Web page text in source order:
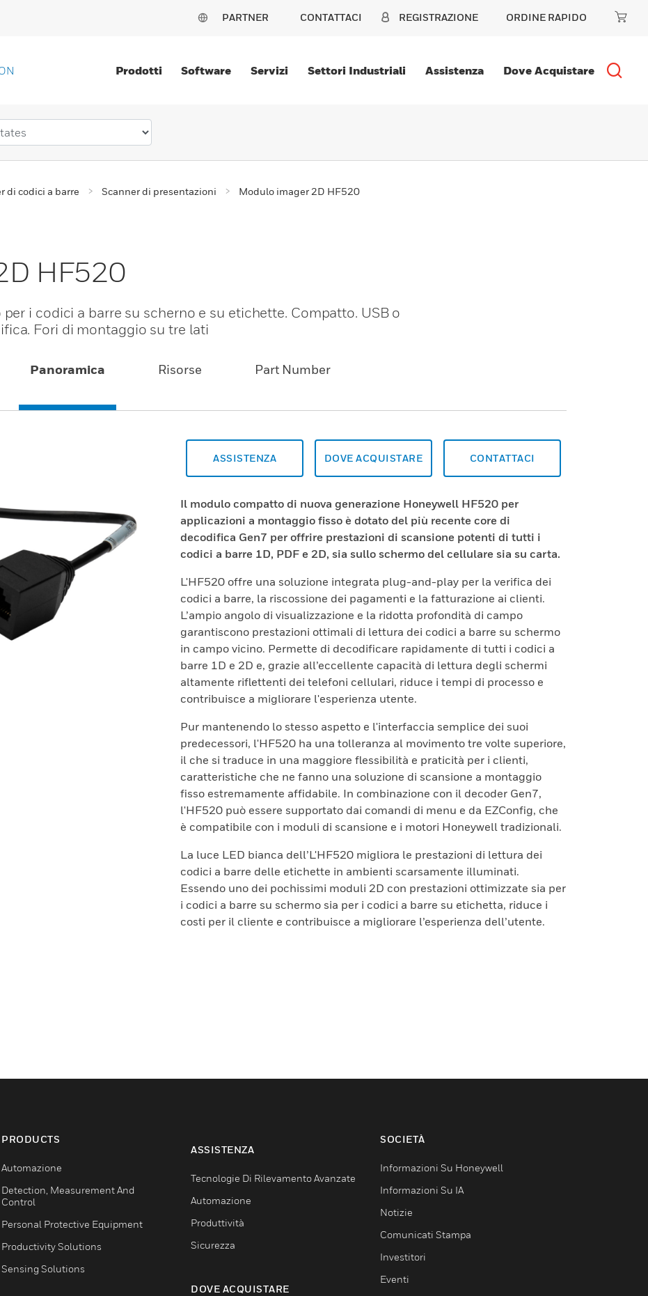
PARTNER CONTATTACI REGISTRAZIONE ORDINE RAPIDO
Prodotti Software Servizi Settori Industriali Assistenza Dove Acquistare
di codici a barre Scanner di presentazioni Modulo imager 2D HF520
HF520
i codici a barre su scherno e su etichette. Compatto. USB o
Fori di montaggio su tre lati
Panoramica Risorse Part Number
ASSISTENZA DOVE ACQUISTARE CONTATTACI
Il modulo compatto di nuova generazione Honeywell HF520 per
applicazioni a montaggio fisso è dotato del più recente core di
decodifica Gen7 per offrire prestazioni di scansione potenti di tutti i
codici a barre 1D, PDF e 2D, sia sullo schermo del cellulare sia su carta.
L'HF520 offre una soluzione integrata plug-and-play per la verifica dei
codici a barre, la riscossione dei pagamenti e la fatturazione ai clienti.
L’ampio angolo di visualizzazione e la ridotta profondità di campo
garantiscono prestazioni ottimali di lettura dei codici a barre su schermo
in campo vicino. Permette di decodificare rapidamente di tutti i codici a
barre 1D e 2D e, grazie all’eccellente capacità di lettura degli schermi
altamente riflettenti dei telefoni cellulari, riduce i tempi di processo e
contribuisce a migliorare l'esperienza utente.
Pur mantenendo lo stesso aspetto e l'interfaccia semplice dei suoi
predecessori, l'HF520 ha una tolleranza al movimento tre volte superiore,
il che si traduce in una maggiore flessibilità e praticità per i clienti,
caratteristiche che ne fanno una soluzione di scansione a montaggio
fisso estremamente affidabile. In combinazione con il decoder Gen7,
l'HF520 può essere supportato dai comandi di menu e da EZConfig, che
è compatibile con i moduli di scansione e i motori Honeywell tradizionali.
La luce LED bianca dell’L'HF520 migliora le prestazioni di lettura dei
codici a barre delle etichette in ambienti scarsamente illuminati.
Essendo uno dei pochissimi moduli 2D con prestazioni ottimizzate sia per
i codici a barre su schermo sia per i codici a barre su etichetta, riduce i
costi per il cliente e contribuisce a migliorare l’esperienza dell’utente.
PRODUCTS
Automazione
Detection, Measurement And
Control
Personal Protective Equipment
Productivity Solutions
Sensing Solutions
ASSISTENZA
Tecnologie Di Rilevamento Avanzate
Automazione
Produttività
Sicurezza
DOVE ACQUISTARE
SOCIETÀ
Informazioni Su Honeywell
Informazioni Su IA
Notizie
Comunicati Stampa
Investitori
Eventi